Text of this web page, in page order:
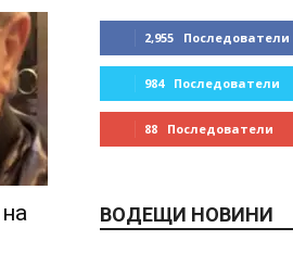
2,955 Последователи
984 Последователи
88 Последователи
ВОДЕЩИ НОВИНИ